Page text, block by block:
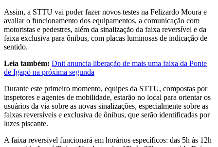
Assim, a STTU vai poder fazer novos testes na Felizardo Moura e
avaliar o funcionamento dos equipamentos, a comunicação com
motoristas e pedestres, além da sinalização da faixa reversível e da
faixa exclusiva para ônibus, com placas luminosas de indicação de
sentido.
Leia também: Dnit anuncia liberação de mais uma faixa da Ponte
de Igapó na próxima segunda
Durante este primeiro momento, equipes da STTU, compostas por
inspetores e agentes de mobilidade, estarão no local para orientar os
usuários da via sobre as novas sinalizações, especialmente sobre as
faixas reversíveis e exclusiva de ônibus, que serão identificadas por
luzes piscante.
A faixa reversível funcionará em horários específicos: das 5h às 12h